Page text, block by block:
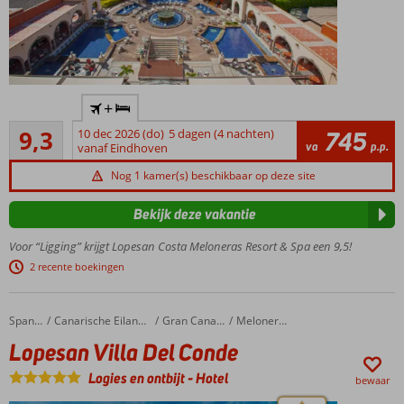
een
toplocatie!
Spa"
van
3.500
m2
Een
zwembaden
boeken
o.b.v.
9,3
Uitstekend
341
beoordelingen
+
10 dec 2026 (do) 5 dagen (4 nachten)
vanaf Eindhoven
va 745 p.p.
Nog 1 kamer(s) beschikbaar op deze site
Voor “Ligging” krijgt Lopesan Costa Meloneras Resort & Spa een 9,5!
2 recente boekingen
Bekijk deze vakantie
Home Spanje Canarische Eilanden Gran Canaria Meloneras
Lopesan Villa Del Conde
Lopesan Villa Del Conde
Logies en ontbijt-Hotel bewaar